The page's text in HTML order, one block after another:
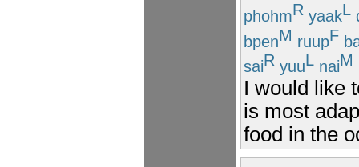
phohmR yaakL
bpenM ruupF
saiR yuuL naiM
I would like
is most
food in the